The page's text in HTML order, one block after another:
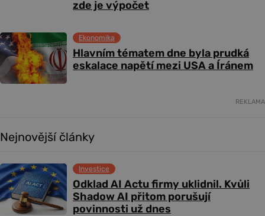
zde je výpočet
Hlavním tématem dne byla prudká
eskalace napětí mezi USA a Íránem
Ekonomika
REKLAMA
Nejnovější články
Odklad AI Actu firmy uklidnil. Kvůli
Shadow AI přitom porušují
povinnosti už dnes
Investice